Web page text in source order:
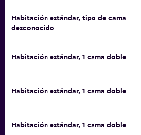
Habitación estándar, tipo de cama
desconocido
Habitación estándar, 1 cama doble
Habitación estándar, 1 cama doble
Habitación estándar, 1 cama doble